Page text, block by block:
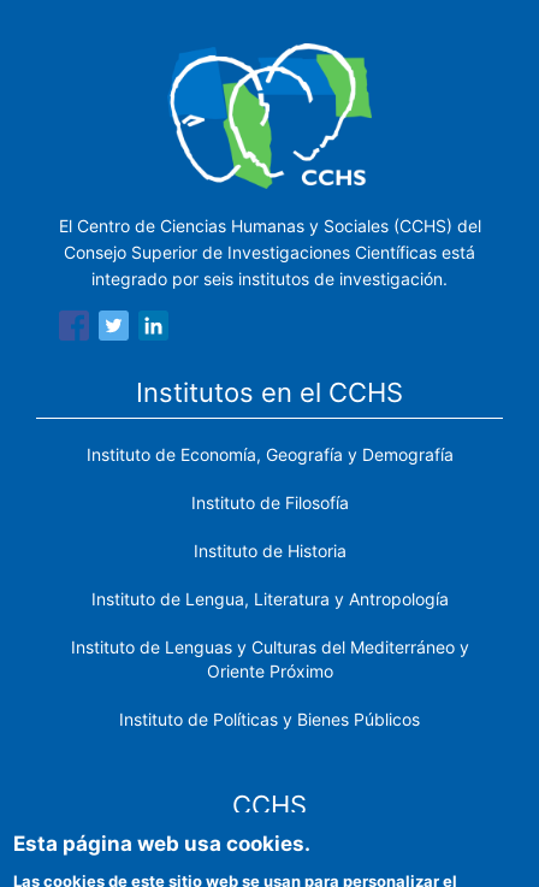
El Centro de Ciencias Humanas y Sociales (CCHS) del
Consejo Superior de Investigaciones Científicas está
integrado por seis institutos de investigación.
Institutos en el CCHS
Instituto de Economía, Geografía y Demografía
Instituto de Filosofía
Instituto de Historia
Instituto de Lengua, Literatura y Antropología
Instituto de Lenguas y Culturas del Mediterráneo y
Oriente Próximo
Instituto de Políticas y Bienes Públicos
CCHS
Esta página web usa cookies.
Las cookies de este sitio web se usan para personalizar el